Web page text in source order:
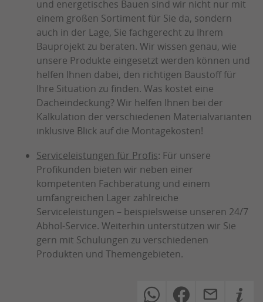
und energetisches Bauen sind wir nicht nur mit
einem großen Sortiment für Sie da, sondern
auch in der Lage, Sie fachgerecht zu Ihrem
Bauprojekt zu beraten. Wir wissen genau, wie
unsere Produkte eingesetzt werden können und
helfen Ihnen dabei, den richtigen Baustoff für
Ihre Situation zu finden. Was kostet eine
Dacheindeckung? Wir helfen Ihnen bei der
Kalkulation der verschiedenen Materialvarianten
inklusive Blick auf die Montagekosten!
Serviceleistungen für Profis: Für unsere
Profikunden bieten wir neben einer
kompetenten Fachberatung und einem
umfangreichen Lager zahlreiche
Serviceleistungen – beispielsweise unseren 24/7
Abhol-Service. Weiterhin unterstützen wir Sie
gern mit Schulungen zu verschiedenen
Produkten und Themengebieten.